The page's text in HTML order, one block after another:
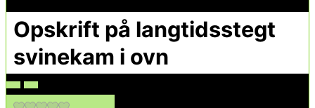
Opskrift på langtidsstegt
svinekam i ovn